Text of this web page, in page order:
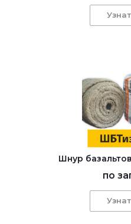
Шнур
по